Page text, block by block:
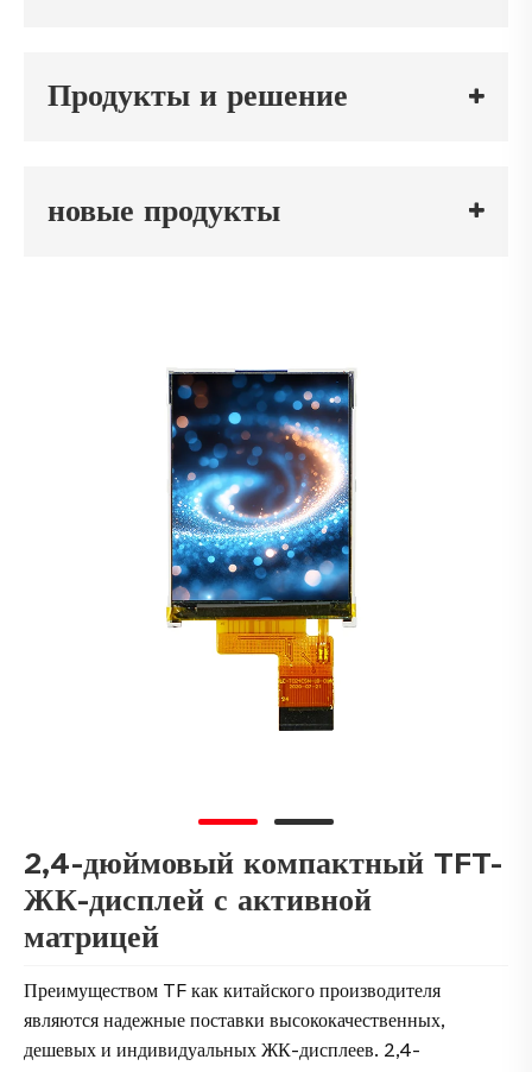
Продукты и решение
новые продукты
2,4-дюймовый компактный TFT-
ЖК-дисплей с активной
матрицей
Преимуществом TF как китайского производителя
являются надежные поставки высококачественных,
дешевых и индивидуальных ЖК-дисплеев. 2,4-